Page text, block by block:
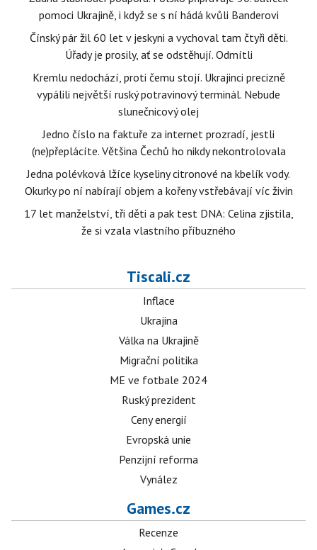
pomoci Ukrajině, i když se s ní hádá kvůli Banderovi
Čínský pár žil 60 let v jeskyni a vychoval tam čtyři děti.
Úřady je prosily, ať se odstěhují. Odmítli
Kremlu nedochází, proti čemu stojí. Ukrajinci precizně
vypálili největší ruský potravinový terminál. Nebude
slunečnicový olej
Jedno číslo na faktuře za internet prozradí, jestli
(ne)přeplácíte. Většina Čechů ho nikdy nekontrolovala
Jedna polévková lžíce kyseliny citronové na kbelík vody.
Okurky po ní nabírají objem a kořeny vstřebávají víc živin
17 let manželství, tři děti a pak test DNA: Celina zjistila,
že si vzala vlastního příbuzného
Tiscali.cz
Inflace
Ukrajina
Válka na Ukrajině
Migrační politika
ME ve fotbale 2024
Ruský prezident
Ceny energií
Evropská unie
Penzijní reforma
Vynález
Games.cz
Recenze